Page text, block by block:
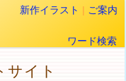
新作イラスト | ご案内
ワード検索
サイト